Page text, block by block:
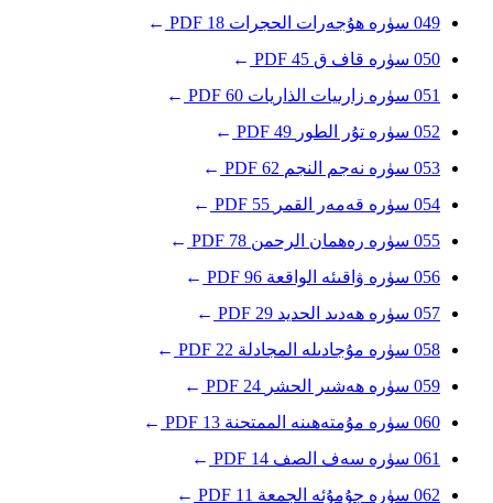
049 سۈرە ھۇجەرات الحجرات 18
PDF
→
050 سۈرە قاف ق 45
PDF
→
051 سۈرە زارىيات الذاريات 60
PDF
→
052 سۈرە تۇر الطور 49
PDF
→
053 سۈرە نەجم النجم 62
PDF
→
054 سۈرە قەمەر القمر 55
PDF
→
055 سۈرە رەھمان الرحمن 78
PDF
→
056 سۈرە ۋاقىئە الواقعة 96
PDF
→
057 سۈرە ھەدىد الحديد 29
PDF
→
058 سۈرە مۇجادىلە المجادلة 22
PDF
→
059 سۈرە ھەشىر الحشر 24
PDF
→
060 سۈرە مۇمتەھىنە الممتحنة 13
PDF
→
061 سۈرە سەف الصف 14
PDF
→
062 سۈرە جۇمۇئە الجمعة 11
PDF
→